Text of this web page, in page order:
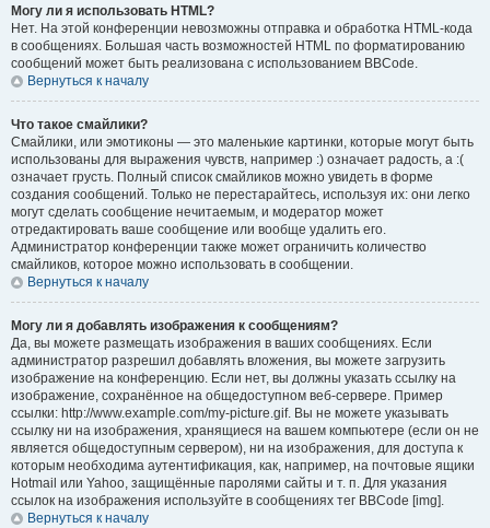
Могу ли я использовать HTML?
Нет. На этой конференции невозможны отправка и обработка HTML-кода
в сообщениях. Большая часть возможностей HTML по форматированию
сообщений может быть реализована с использованием BBCode.
Вернуться к началу
Что такое смайлики?
Смайлики, или эмотиконы — это маленькие картинки, которые могут быть
использованы для выражения чувств, например :) означает радость, а :(
означает грусть. Полный список смайликов можно увидеть в форме
создания сообщений. Только не перестарайтесь, используя их: они легко
могут сделать сообщение нечитаемым, и модератор может
отредактировать ваше сообщение или вообще удалить его.
Администратор конференции также может ограничить количество
смайликов, которое можно использовать в сообщении.
Вернуться к началу
Могу ли я добавлять изображения к сообщениям?
Да, вы можете размещать изображения в ваших сообщениях. Если
администратор разрешил добавлять вложения, вы можете загрузить
изображение на конференцию. Если нет, вы должны указать ссылку на
изображение, сохранённое на общедоступном веб-сервере. Пример
ссылки: http://www.example.com/my-picture.gif. Вы не можете указывать
ссылку ни на изображения, хранящиеся на вашем компьютере (если он не
является общедоступным сервером), ни на изображения, для доступа к
которым необходима аутентификация, как, например, на почтовые ящики
Hotmail или Yahoo, защищённые паролями сайты и т. п. Для указания
ссылок на изображения используйте в сообщениях тег BBCode [img].
Вернуться к началу